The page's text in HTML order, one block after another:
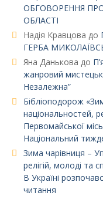
ОБГОВОРЕННЯ
ОБЛАСТІ
Надія Кравцова до
ГЕРБА
Яна Данькова до
жанровий
Незалежна”
Бібліоподорож
національностей,
Первомайської
Національний
Зима чарівниця –
релігій, молоді та
В Україні
читання